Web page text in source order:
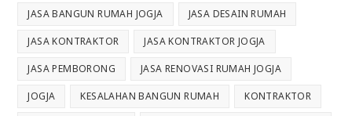
JASA BANGUN RUMAH JOGJA JASA DESAIN RUMAH
JASA KONTRAKTOR JASA KONTRAKTOR JOGJA
JASA PEMBORONG JASA RENOVASI RUMAH JOGJA
JOGJA KESALAHAN BANGUN RUMAH KONTRAKTOR